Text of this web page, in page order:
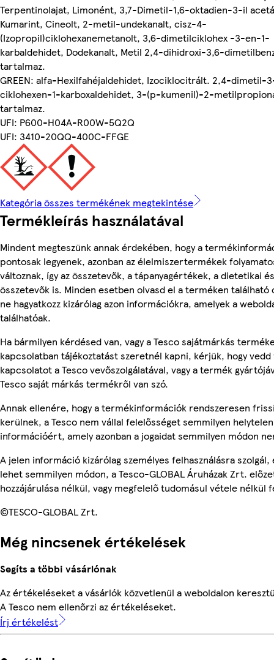
Terpentinolajat, Limonént, 3,7-Dimetil-1,6-oktadien-3-il
Kumarint, Cineolt, 2-metil-undekanalt, cisz-4-
(Izopropil)ciklohexanemetanolt, 3,6-dimetilciklohex -3-en-1-
karbaldehidet, Dodekanalt, Metil 2,4-dihidroxi-3,6-
tartalmaz.
GREEN: alfa-Hexilfahéjaldehidet, Izociklocitrált. 2,4-dimetil-
ciklohexen-1-karboxaldehidet, 3-(p-kumenil)-2-
tartalmaz.
UFI: P600-H04A-R00W-5Q2Q
UFI: 3410-20QQ-400C-FFGE
Kategória összes termékének megtekintése
Termékleírás használatával
Mindent megteszünk annak érdekében, hogy a
pontosak legyenek, azonban az élelmiszertermékek
változnak, így az összetevők, a tápanyagértékek, a dietetikai
összetevők is. Minden esetben olvasd el a terméken található
ne hagyatkozz kizárólag azon információkra, amelyek a
találhatóak.
Ha bármilyen kérdésed van, vagy a Tesco sajátmárkás
kapcsolatban tájékoztatást szeretnél kapni, kérjük, hogy vedd
kapcsolatot a Tesco vevőszolgálatával, vagy a termék
Tesco saját márkás termékről van szó.
Annak ellenére, hogy a termékinformációk rendszeresen
kerülnek, a Tesco nem vállal felelősséget semmilyen helytelen
információért, amely azonban a jogaidat semmilyen módon
A jelen információ kizárólag személyes felhasználásra szolgál,
lehet semmilyen módon, a Tesco-GLOBAL Áruházak Zrt.
hozzájárulása nélkül, vagy megfelelő tudomásul vétele nélkül
©TESCO-GLOBAL Zrt.
Még nincsenek értékelések
Segíts a többi vásárlónak
Az értékeléseket a vásárlók közvetlenül a weboldalon
A Tesco nem ellenőrzi az értékeléseket.
Írj értékelést